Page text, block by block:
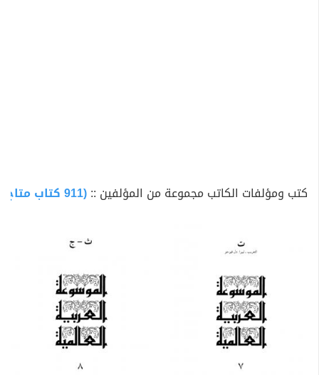
كتب ومؤلفات الكاتب مجموعة من المؤلفين ::(911 كتاب متاح للتحميل)